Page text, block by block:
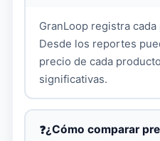
GranLoop registra
Desde los reportes
precio de cada
significativas.
¿Cómo comparar